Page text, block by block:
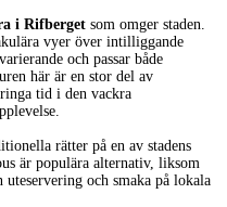
i Rifbergetsom omger staden.
vyer över intilliggande
och passar både
här är en stor del av
tid i den vackra
rätter på en av stadens
är populära alternativ, liksom
och smaka på lokala